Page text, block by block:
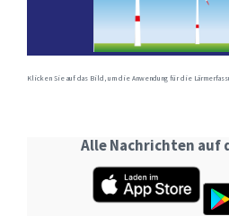
Klicken Sie auf das Bild, um die Anwendung für die
Alle Nachrichten auf